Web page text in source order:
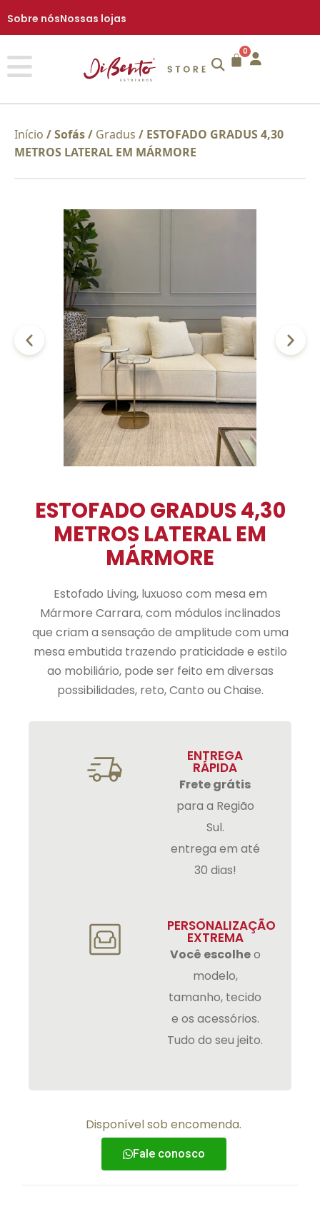
Sobre nósNossas lojas
0
Início /Sofás/ Gradus / ESTOFADO GRADUS 4,30
METROS LATERAL EM MÁRMORE
ESTOFADO GRADUS 4,30
METROS LATERAL EM
MÁRMORE
Estofado Living, luxuoso com mesa em
Mármore Carrara, com módulos inclinados
que criam a sensação de amplitude com uma
mesa embutida trazendo praticidade e estilo
ao mobiliário, pode ser feito em diversas
possibilidades, reto, Canto ou Chaise.
ENTREGA
RÁPIDA
Frete grátis
para a Região
Sul.
entrega em até
30 dias!
PERSONALIZAÇÃO
EXTREMA
Você escolheo
modelo,
tamanho, tecido
e os acessórios.
Tudo do seu jeito.
Disponível sob encomenda.
Fale conosco